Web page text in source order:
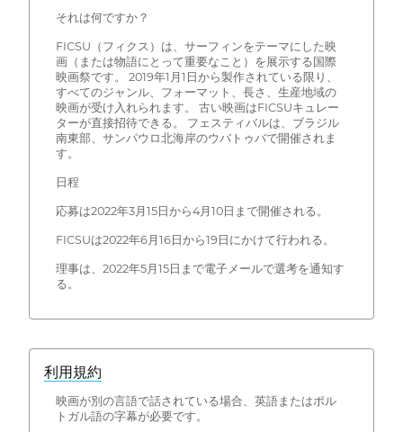
それは何ですか？
FICSU（フィクス）は、サーフィンをテーマにした映
画（または物語にとって重要なこと）を展示する国際
映画祭です。 2019年1月1日から製作されている限り、
すべてのジャンル、フォーマット、長さ、生産地域の
映画が受け入れられます。 古い映画はFICSUキュレー
ターが直接招待できる。 フェスティバルは、ブラジル
南東部、サンパウロ北海岸のウバトゥバで開催されま
す。
日程
応募は2022年3月15日から4月10日まで開催される。
FICSUは2022年6月16日から19日にかけて行われる。
理事は、2022年5月15日まで電子メールで選考を通知す
る。
利用規約
映画が別の言語で話されている場合、英語またはポル
トガル語の字幕が必要です。